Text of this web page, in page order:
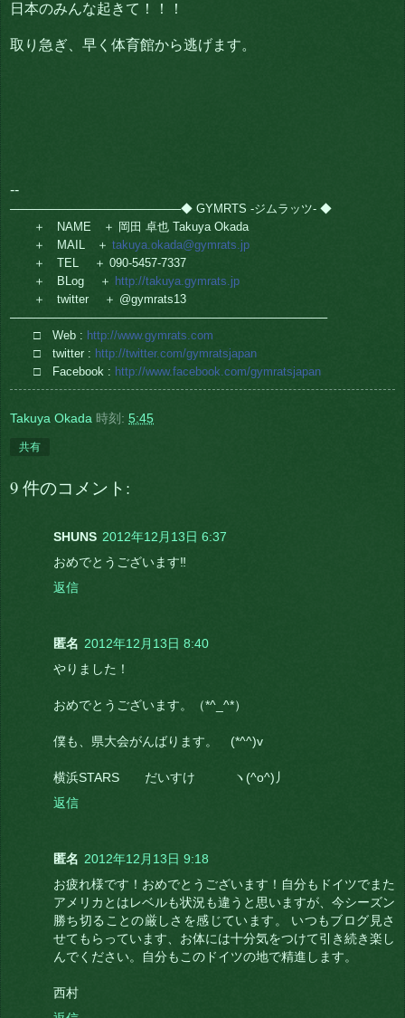
日本のみんな起きて！！！
取り急ぎ、早く体育館から逃げます。
--
─────────────────────◆ GYMRTS -ジムラッツ- ◆
＋ NAME ＋ 岡田 卓也 Takuya Okada
＋ MAIL ＋ takuya.okada@gymrats.jp
＋ TEL ＋ 090-5457-7337
＋ BLog ＋ http://takuya.gymrats.jp
＋ twitter ＋ @gymrats13
───────────────────────────────────────
□ Web : http://www.gymrats.com
□ twitter : http://twitter.com/gymratsjapan
□ Facebook : http://www.facebook.com/gymratsjapan
Takuya Okada 時刻: 5:45
共有
9 件のコメント:
SHUNS 2012年12月13日 6:37
おめでとうございます‼
返信
匿名 2012年12月13日 8:40
やりました！
おめでとうございます。（*^_^*）
僕も、県大会がんばります。 (*^^)v
横浜STARS だいすけ ヽ(^o^)丿
返信
匿名 2012年12月13日 9:18
お疲れ様です！おめでとうございます！自分もドイツでまた
アメリカとはレベルも状況も違うと思いますが、今シーズン
勝ち切ることの厳しさを感じています。 いつもブログ見さ
せてもらっています、お体には十分気をつけて引き続き楽し
んでください。自分もこのドイツの地で精進します。
西村